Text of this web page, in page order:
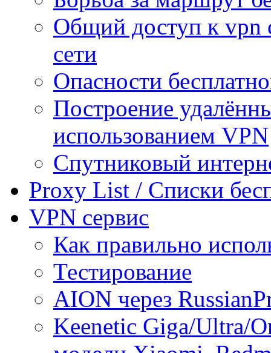
Общий доступ к vpn
сети
Опасности
Построение
использованием VPN
Спутниковый
Proxy List / Списки
VPN сервис
Как правильно
Тестирование
AION через
Keenetic Giga/Ultra/